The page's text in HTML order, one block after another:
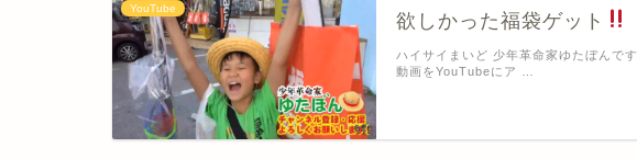
YouTube
欲しかった福袋ゲット
ハイサイまいど 少年革命家ゆたぼんです
動画をYouTubeにア …